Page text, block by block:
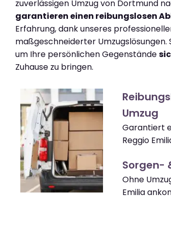
zuverlässigen Umzug von Dortmund
garantieren einen reibungslosen
Erfahrung, dank unseres
maßgeschneiderter Umzugslösungen.
um Ihre persönlichen Gegenstände
Zuhause zu bringen.
Umzug
Garantiert
Reggio
Sorgen-
Ohne
Emilia